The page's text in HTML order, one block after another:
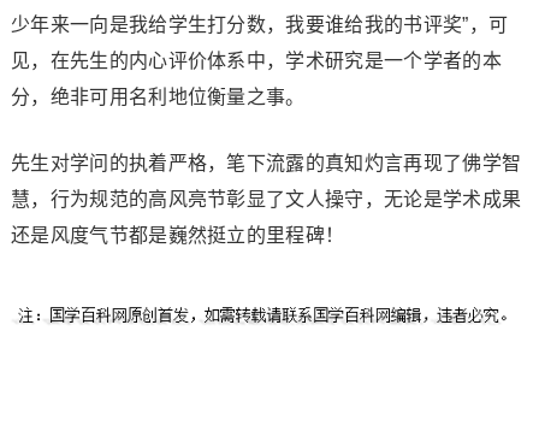
少年来一向是我给学生打分数，我要谁给我的书评奖”，可
见，在先生的内心评价体系中，学术研究是一个学者的本
分，绝非可用名利地位衡量之事。
先生对学问的执着严格，笔下流露的真知灼言再现了佛学智
慧，行为规范的高风亮节彰显了文人操守，无论是学术成果
还是风度气节都是巍然挺立的里程碑！